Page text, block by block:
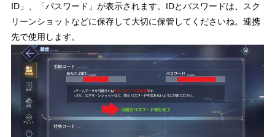
ID」、「パスワード」が表示されます。IDとパスワードは、スク
リーンショットなどに保存して大切に保管してくださいね。連携
先で使用します。